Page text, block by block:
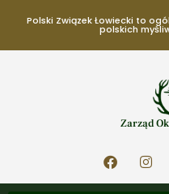
Polski Związek Łowiecki to
polskich
Zarząd